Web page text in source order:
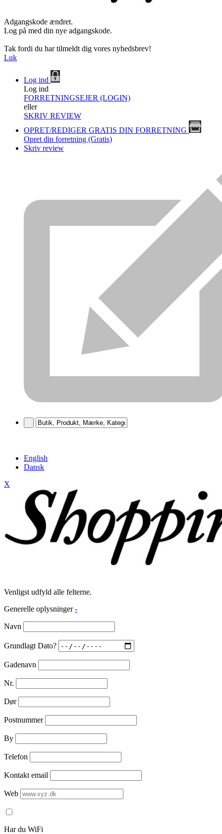
Adgangskode ændret.
Log på med din nye adgangskode.
Tak fordi du har tilmeldt dig vores nyhedsbrev!
Luk
Log ind
Log ind
FORRETNINGSEJER (LOGIN)
eller
SKRIV REVIEW
OPRET/REDIGER GRATIS DIN FORRETNING
Opret din forretning (Gratis)
Skriv review
English
Dansk
X
Venligst udfyld alle felterne.
Generelle oplysninger -
Navn
Grundlagt Dato?
Gadenavn
Nr.
Dør
Postnummer
By
Telefon
Kontakt email
Web
Har du WiFi